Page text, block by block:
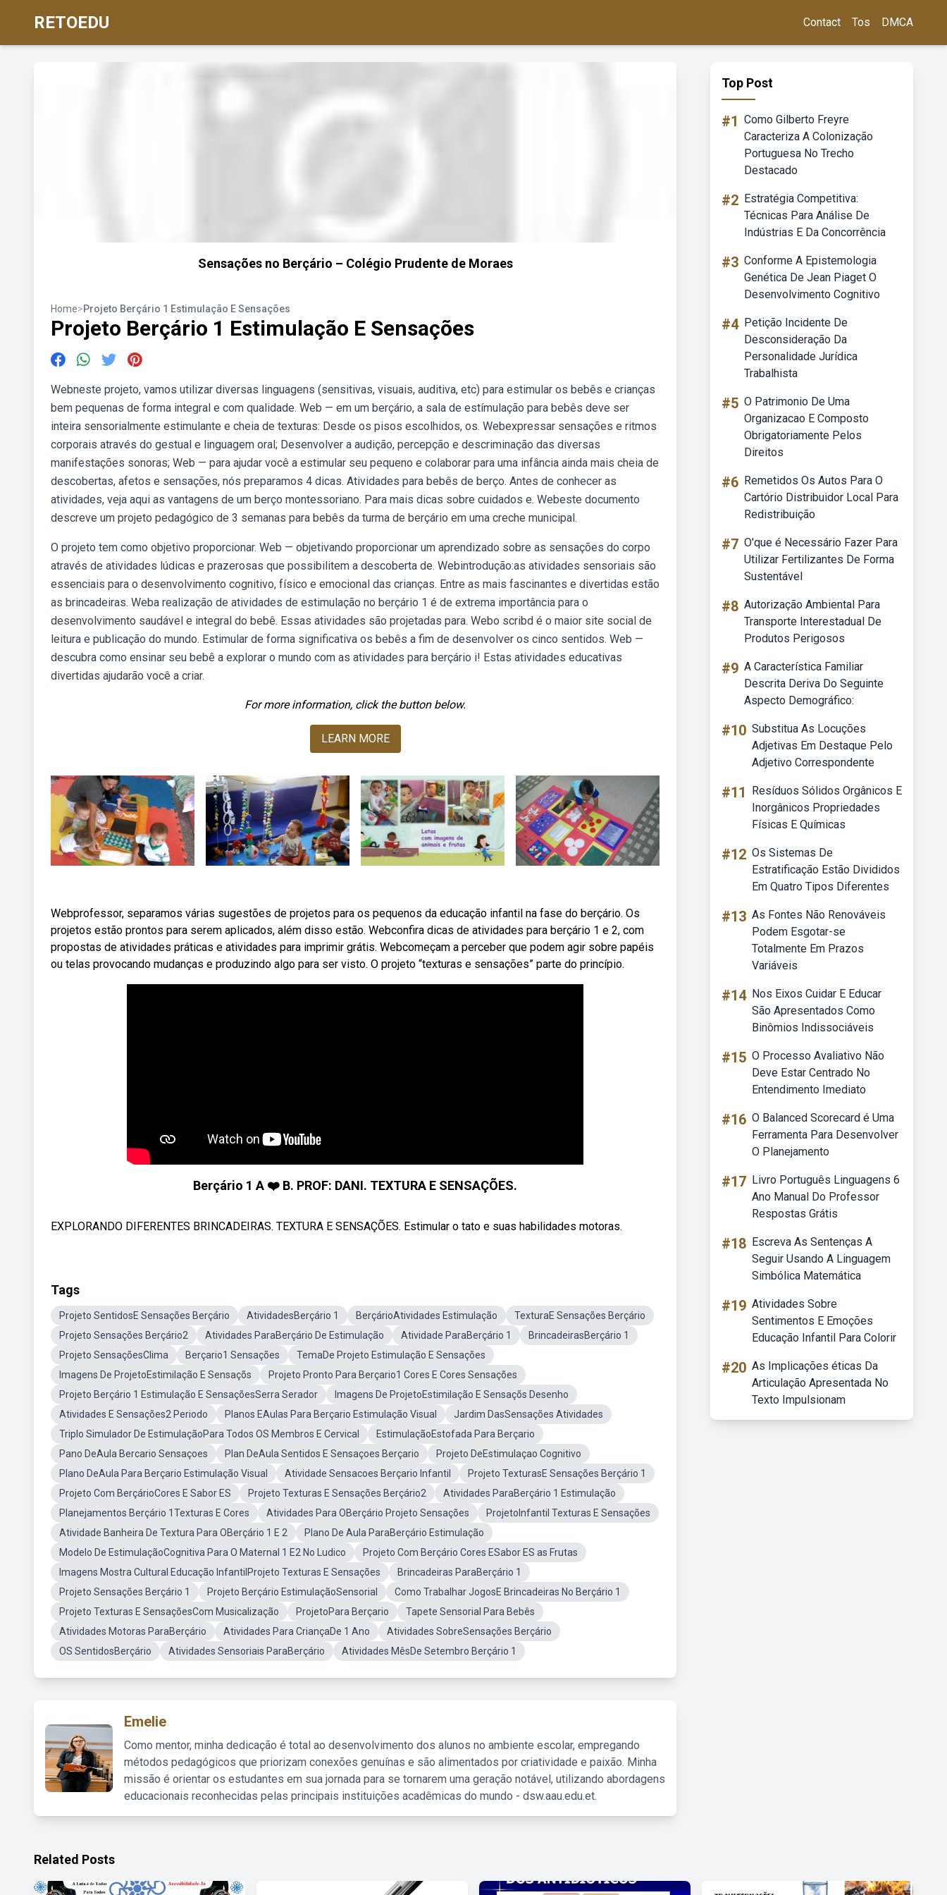
RETOEDU Contact Tos DMCA
Sensações no Berçário – Colégio Prudente de Moraes
Home>Projeto Berçário 1 Estimulação E Sensações
Projeto Berçário 1 Estimulação E Sensações
Webneste projeto, vamos utilizar diversas linguagens (sensitivas, visuais, auditiva, etc) para estimular os bebês e crianças
bem pequenas de forma integral e com qualidade. Web — em um berçário, a sala de estímulação para bebês deve ser
inteira sensorialmente estimulante e cheia de texturas: Desde os pisos escolhidos, os. Webexpressar sensações e ritmos
corporais através do gestual e linguagem oral; Desenvolver a audição, percepção e descriminação das diversas
manifestações sonoras; Web — para ajudar você a estimular seu pequeno e colaborar para uma infância ainda mais cheia de
descobertas, afetos e sensações, nós preparamos 4 dicas. Atividades para bebês de berço. Antes de conhecer as
atividades, veja aqui as vantagens de um berço montessoriano. Para mais dicas sobre cuidados e. Webeste documento
descreve um projeto pedagógico de 3 semanas para bebês da turma de berçário em uma creche municipal.
O projeto tem como objetivo proporcionar. Web — objetivando proporcionar um aprendizado sobre as sensações do corpo
através de atividades lúdicas e prazerosas que possibilitem a descoberta de. Webintrodução:as atividades sensoriais são
essenciais para o desenvolvimento cognitivo, físico e emocional das crianças. Entre as mais fascinantes e divertidas estão
as brincadeiras. Weba realização de atividades de estimulação no berçário 1 é de extrema importância para o
desenvolvimento saudável e integral do bebê. Essas atividades são projetadas para. Webo scribd é o maior site social de
leitura e publicação do mundo. Estimular de forma significativa os bebês a fim de desenvolver os cinco sentidos. Web —
descubra como ensinar seu bebê a explorar o mundo com as atividades para berçário i! Estas atividades educativas
divertidas ajudarão você a criar.
For more information, click the button below.
LEARN MORE
Webprofessor, separamos várias sugestões de projetos para os pequenos da educação infantil na fase do berçário. Os
projetos estão prontos para serem aplicados, além disso estão. Webconfira dicas de atividades para berçário 1 e 2, com
propostas de atividades práticas e atividades para imprimir grátis. Webcomeçam a perceber que podem agir sobre papéis
ou telas provocando mudanças e produzindo algo para ser visto. O projeto “texturas e sensações” parte do princípio.
Berçário 1 A ❤️ B. PROF: DANI. TEXTURA E SENSAÇÕES.
EXPLORANDO DIFERENTES BRINCADEIRAS. TEXTURA E SENSAÇÕES. Estimular o tato e suas habilidades motoras.
Tags
Projeto SentidosE Sensações Berçário AtividadesBerçário 1 BerçárioAtividades Estimulação
TexturaE Sensações Berçário
Projeto Sensações Berçário2
Atividades ParaBerçário De Estimulação Atividade ParaBerçário 1
BrincadeirasBerçário 1
Projeto SensaçõesClima
Berçario1 Sensações
TemaDe Projeto Estimulação E Sensações
Imagens De ProjetoEstimilação E Sensaçõs
Projeto Pronto Para Berçario1 Cores E Cores Sensações
Projeto Berçário 1 Estimulação E SensaçõesSerra Serador
Imagens De ProjetoEstimilação E Sensaçõs Desenho
Atividades E Sensações2 Periodo
Planos EAulas Para Berçario Estimulação Visual
Jardim DasSensações Atividades
Triplo Simulador De EstimulaçãoPara Todos OS Membros E Cervical
EstimulaçãoEstofada Para Berçario
Pano DeAula Bercario Sensaçoes
Plan DeAula Sentidos E Sensaçoes Berçario
Projeto DeEstimulaçao Cognitivo
Plano DeAula Para Berçario Estimulação Visual
Atividade Sensacoes Berçario Infantil
Projeto TexturasE Sensações Berçário 1
Projeto Com BerçárioCores E Sabor ES
Projeto Texturas E Sensações Berçário2
Atividades ParaBerçário 1 Estimulação
Planejamentos Berçário 1Texturas E Cores
Atividades Para OBerçário Projeto Sensações
ProjetoInfantil Texturas E Sensações
Atividade Banheira De Textura Para OBerçário 1 E 2
Plano De Aula ParaBerçário Estimulação
Modelo De EstimulaçãoCognitiva Para O Maternal 1 E2 No Ludico
Projeto Com Berçário Cores ESabor ES as Frutas
Imagens Mostra Cultural Educação InfantilProjeto Texturas E Sensações
Brincadeiras ParaBerçário 1
Projeto Sensações Berçário 1
Projeto Berçário EstimulaçãoSensorial
Como Trabalhar JogosE Brincadeiras No Berçário 1
Projeto Texturas E SensaçõesCom Musicalização
ProjetoPara Berçario
Tapete Sensorial Para Bebês
Atividades Motoras ParaBerçário
Atividades Para CriançaDe 1 Ano
Atividades SobreSensações Berçário
OS SentidosBerçário
Atividades Sensoriais ParaBerçário Atividades MêsDe Setembro Berçário 1
Emelie
Como mentor, minha dedicação é total ao desenvolvimento dos alunos no ambiente escolar, empregando
métodos pedagógicos que priorizam conexões genuínas e são alimentados por criatividade e paixão. Minha
missão é orientar os estudantes em sua jornada para se tornarem uma geração notável, utilizando abordagens
educacionais reconhecidas pelas principais instituições acadêmicas do mundo - dsw.aau.edu.et.
Top Post
#1 Como Gilberto Freyre
Caracteriza A Colonização
Portuguesa No Trecho
Destacado
#2 Estratégia Competitiva:
Técnicas Para Análise De
Indústrias E Da Concorrência
#3 Conforme A Epistemologia
Genética De Jean Piaget O
Desenvolvimento Cognitivo
#4 Petição Incidente De
Desconsideração Da
Personalidade Jurídica
Trabalhista
#5 O Patrimonio De Uma
Organizacao E Composto
Obrigatoriamente Pelos
Direitos
#6 Remetidos Os Autos Para O
Cartório Distribuidor Local Para
Redistribuição
#7 O'que é Necessário Fazer Para
Utilizar Fertilizantes De Forma
Sustentável
#8 Autorização Ambiental Para
Transporte Interestadual De
Produtos Perigosos
#9 A Característica Familiar
Descrita Deriva Do Seguinte
Aspecto Demográfico:
#10 Substitua As Locuções
Adjetivas Em Destaque Pelo
Adjetivo Correspondente
#11
Resíduos Sólidos Orgânicos E
Inorgânicos Propriedades
Físicas E Químicas
#12 Os Sistemas De
Estratificação Estão Divididos
Em Quatro Tipos Diferentes
#13 As Fontes Não Renováveis
Podem Esgotar-se
Totalmente Em Prazos
Variáveis
#14 Nos Eixos Cuidar E Educar
São Apresentados Como
Binômios Indissociáveis
#15 O Processo Avaliativo Não
Deve Estar Centrado No
Entendimento Imediato
#16 O Balanced Scorecard é Uma
Ferramenta Para Desenvolver
O Planejamento
#17 Livro Português Linguagens 6
Ano Manual Do Professor
Respostas Grátis
#18 Escreva As Sentenças A
Seguir Usando A Linguagem
Simbólica Matemática
#19 Atividades Sobre
Sentimentos E Emoções
Educação Infantil Para Colorir
#20 As Implicações éticas Da
Articulação Apresentada No
Texto Impulsionam
Related Posts